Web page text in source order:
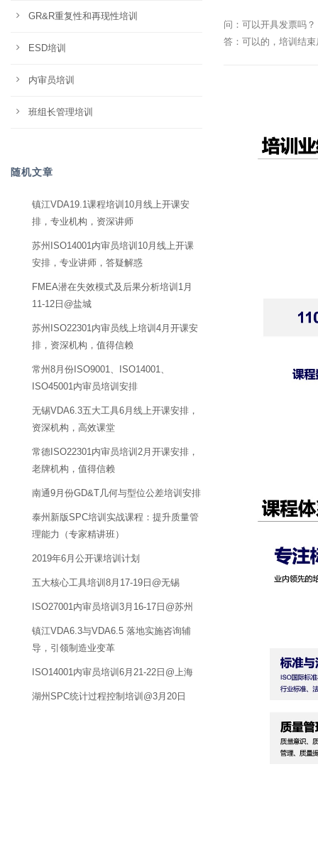
问：可以开具发票吗？
答：可以的，培训结
GR&R重复性和再现性培训
ESD培训
内审员培训
班组长管理培训
随机文章
镇江VDA19.1课程培训10月线上开课安
排，专业机构，资深讲师
苏州ISO14001内审员培训10月线上开课
安排，专业讲师，答疑解惑
FMEA潜在失效模式及后果分析培训1月
11-12日@盐城
苏州ISO22301内审员线上培训4月开课安
排，资深机构，值得信赖
常州8月份ISO9001、ISO14001、
ISO45001内审员培训安排
无锡VDA6.3五大工具6月线上开课安排，
资深机构，高效课堂
常德ISO22301内审员培训2月开课安排，
老牌机构，值得信赖
南通9月份GD&T几何与型位公差培训安排
泰州新版SPC培训实战课程：提升质量管
理能力（专家精讲班）
2019年6月公开课培训计划
五大核心工具培训8月17-19日@无锡
ISO27001内审员培训3月16-17日@苏州
镇江VDA6.3与VDA6.5 落地实施咨询辅
导，引领制造业变革
ISO14001内审员培训6月21-22日@上海
湖州SPC统计过程控制培训@3月20日